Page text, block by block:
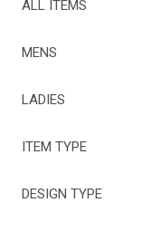
ALL ITEMS
MENS
LADIES
ITEM TYPE
DESIGN TYPE